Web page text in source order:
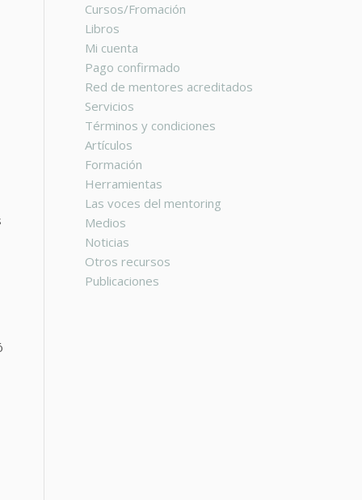
Cursos/Fromación
Libros
Mi cuenta
Pago confirmado
Red de mentores acreditados
Servicios
Términos y condiciones
Artículos
Formación
Herramientas
Las voces del mentoring
Medios
Noticias
Otros recursos
Publicaciones